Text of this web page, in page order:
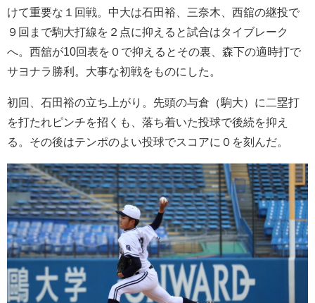
けて重要な１回戦。中大は石田裕、三奈木、西舘の継投で
９回まで駒大打線を２点に抑えると試合はタイブレーク
へ。西舘が10回表を０で抑えるとその裏、森下の適時打で
サヨナラ勝利。大事な初戦をものにした。
初回、石田裕の立ち上がり。先頭の与倉（駒大）に二塁打
を打たれピンチを招くも、落ち着いた投球で後続を抑え
る。その後はテンポのよい投球でスコアに０を刻んだ。